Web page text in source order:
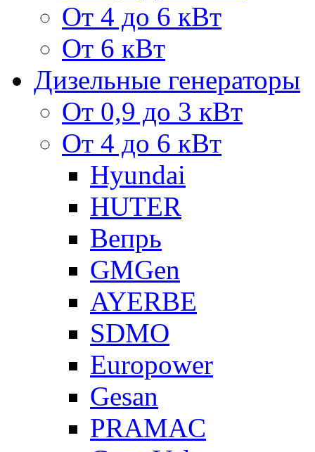
От 4 до 6 кВт
От 6 кВт
Дизельные генераторы
От 0,9 до 3 кВт
От 4 до 6 кВт
Hyundai
HUTER
Вепрь
GMGen
AYERBE
SDMO
Europower
Gesan
PRAMAC